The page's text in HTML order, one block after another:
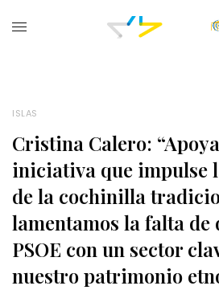
ISLAS
Cristina Calero:
iniciativa que impulse
de la cochinilla
lamentamos la falta de
PSOE con un sector
nuestro patrimonio